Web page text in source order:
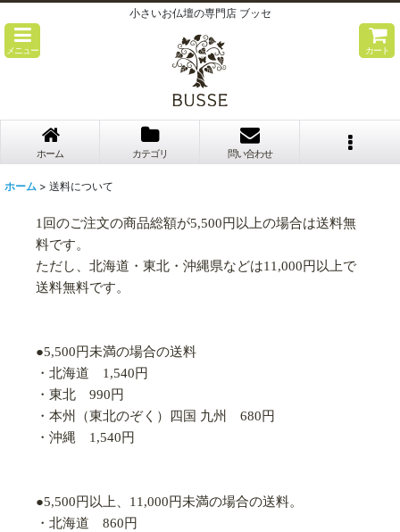
小さいお仏壇の専門店 ブッセ
メニュー カート
ホーム カテゴリ 問い合わせ
ホーム > 送料について
1回のご注文の商品総額が5,500円以上の場合は送料無
料です。
ただし、北海道・東北・沖縄県などは11,000円以上で
送料無料です。
●5,500円未満の場合の送料
・北海道 1,540円
・東北 990円
・本州（東北のぞく）四国 九州 680円
・沖縄 1,540円
●5,500円以上、11,000円未満の場合の送料。
・北海道 860円